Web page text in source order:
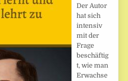
Der Autor
hat sich
intensiv
mit der
Frage
beschäftig
t, wie man
Erwachse